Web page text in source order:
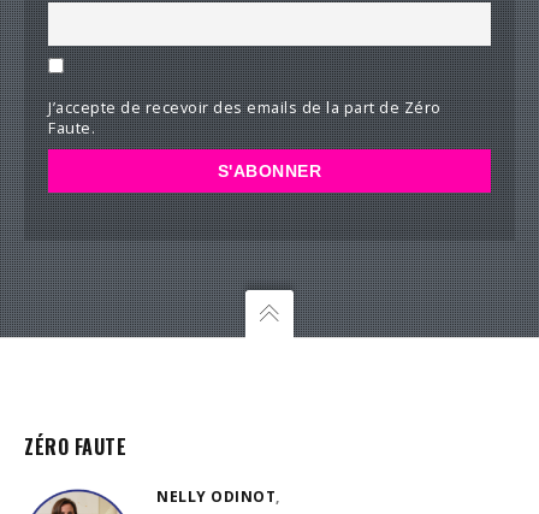
J’accepte de recevoir des emails de la part de Zéro
Faute.
ZÉRO FAUTE
NELLY ODINOT,